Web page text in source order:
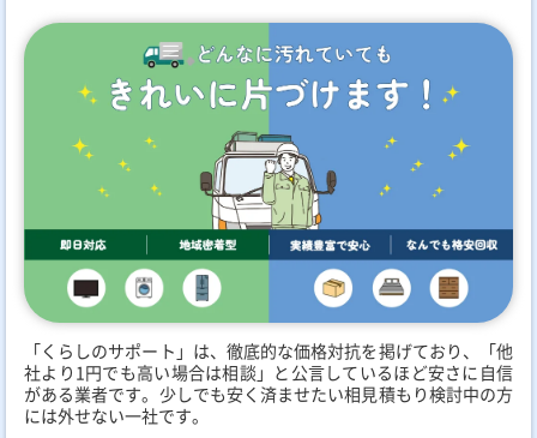
「くらしのサポート」は、徹底的な価格対抗を掲げており、「他
社より1円でも高い場合は相談」と公言しているほど安さに自信
がある業者です。少しでも安く済ませたい相見積もり検討中の方
には外せない一社です。